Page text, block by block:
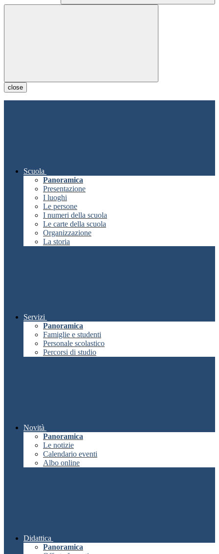
close
Scuola
Panoramica
Presentazione
I luoghi
Le persone
I numeri della scuola
Le carte della scuola
Organizzazione
La storia
Servizi
Panoramica
Famiglie e studenti
Personale scolastico
Percorsi di studio
Novità
Panoramica
Le notizie
Calendario eventi
Albo online
Didattica
Panoramica